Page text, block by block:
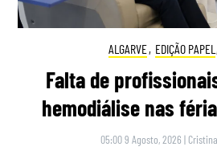
ALGARVE, EDIÇÃO PAPEL
Falta de
hemodiálise nas
05:00 9 Agosto, 2026 |